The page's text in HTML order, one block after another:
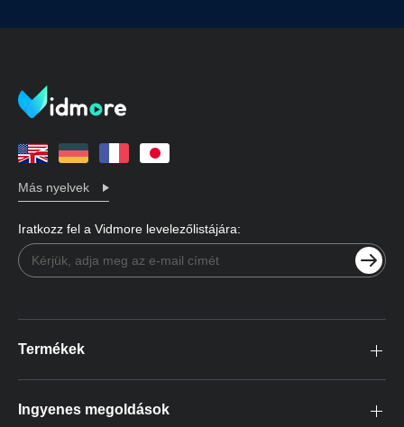
Más nyelvek
Iratkozz fel a Vidmore levelezőlistájára:
Termékek
Ingyenes megoldások